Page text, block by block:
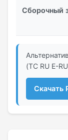
Сборочный
(ТС RU Е-
Скачать